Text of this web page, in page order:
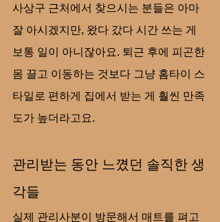
사상구 근처에서 찾으시는 분들은 아마
잘 아시겠지만, 왔다 갔다 시간 쓰는 게
보통 일이 아니잖아요. 퇴근 후에 피곤한
몸 끌고 이동하는 것보다 그냥 홈타이 스
타일로 편하게 집에서 받는 게 훨씬 만족
도가 높더라고요.
관리받는 동안 느꼈던 솔직한 생
각들
실제 관리사분이 방문해서 매트를 펴고